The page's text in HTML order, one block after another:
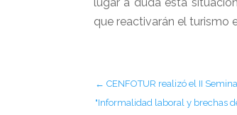
lugar a duda esta
que reactivarán el turismo
←CENFOTUR realizó el II
"Informalidad laboral y brechas